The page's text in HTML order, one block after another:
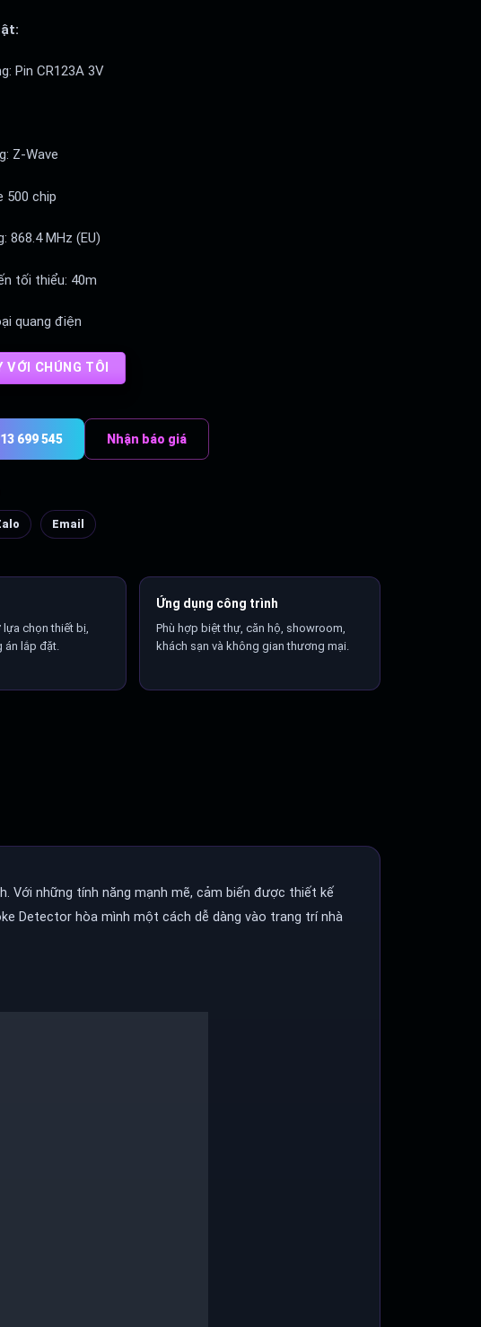
Pin CR123A 3V
Z-Wave
500 chip
868.4 MHz (EU)
tối thiểu: 40m
quang điện
VỚI CHÚNG TÔI
699 545 Nhận báo giá
Email
chọn thiết bị,
án lắp đặt.
Ứng dụng công trình
Phù hợp biệt thự, căn hộ, showroom,
khách sạn và không gian thương mại.
Với những tính năng mạnh mẽ, cảm biến được thiết kế
Detector hòa mình một cách dễ dàng vào trang trí nhà